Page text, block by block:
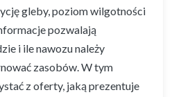
gleby, poziom wilgotności
pozwalają
i ile nawozu należy
zasobów. W tym
z oferty, jaką prezentuje